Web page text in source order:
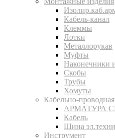
Кабель-канал
Клеммы
Лотки
Металлорукав
Муфты
Наконечники
Скобы
Трубы
Хомуты
Кабельно-проводная
АРМАТУРА
Кабель
Шина
Инструмент